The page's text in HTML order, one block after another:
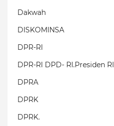
Dakwah
DISKOMINSA
DPR-RI
DPR-RI DPD- RI.Presiden RI
DPRA
DPRK
DPRK.